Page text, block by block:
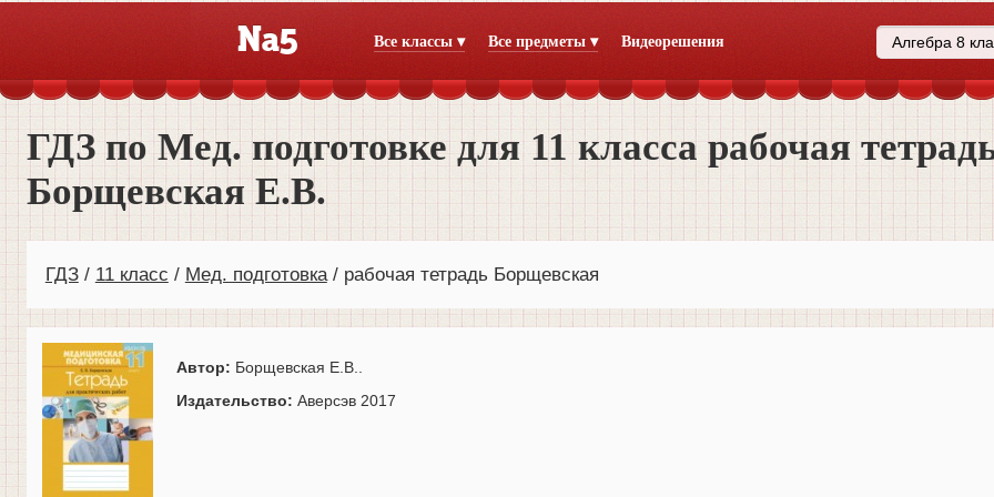
Все классы ▾ Все предметы ▾ Видеорешения
ГДЗ по Мед. подготовке для 11 класса рабочая
Борщевская Е.В.
ГДЗ 11 класс Мед. подготовка рабочая тетрадь Борщевская
Автор: Борщевская Е.В..
Издательство: Аверсэв 2017